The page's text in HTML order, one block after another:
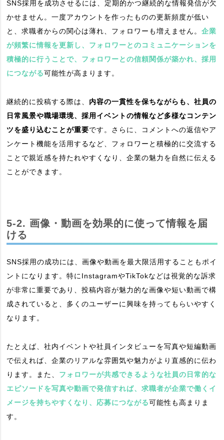
SNS採用を成功させるには、定期的かつ継続的な情報発信が欠
かせません。一度アカウントを作ったものの更新頻度が低い
と、求職者からの関心は薄れ、フォロワーも増えません。企業
が頻繁に情報を更新し、フォロワーとのコミュニケーションを
積極的に行うことで、フォロワーとの信頼関係が築かれ、採用
につながる可能性が高まります。
継続的に投稿する際は、 内容の一貫性を保ちながらも、社員の
日常風景や職場環境、採用イベントの情報など多様なコンテン
ツを盛り込むことが重要です。さらに、コメントへの返信やア
ンケート機能を活用するなど、フォロワーと積極的に交流する
ことで親近感を持たれやすくなり、企業の魅力を自然に伝える
ことができます。
5-2. 画像・動画を効果的に使って情報を届
ける
SNS採用の成功には、画像や動画を最大限活用することもポイ
ントになります。特にInstagramやTikTokなどは視覚的な訴求
が非常に重要であり、投稿内容が魅力的な画像や短い動画で構
成されていると、多くのユーザーに興味を持ってもらいやすく
なります。
たとえば、社内イベントや社員インタビューを写真や短編動画
で伝えれば、企業のリアルな雰囲気や魅力がより直感的に伝わ
ります。また、 フォロワーが共感できるような社員の日常的な
エピソードを写真や動画で発信すれば、求職者が企業で働くイ
メージを持ちやすくなり、応募につながる可能性も高まりま
す。